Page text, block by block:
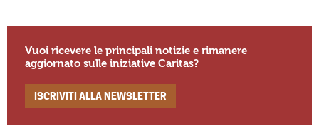
Vuoi ricevere le principali notizie e rimanere
aggiornato sulle iniziative Caritas?
ISCRIVITI ALLA NEWSLETTER